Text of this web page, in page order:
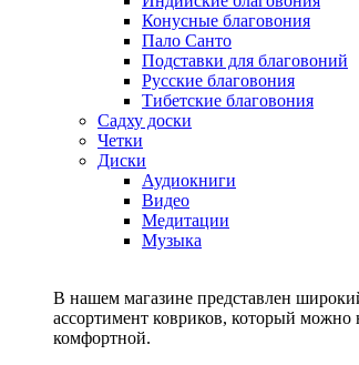
Конусные благовония
Пало Санто
Подставки для благовоний
Русские благовония
Тибетские благовония
Садху доски
Четки
Диски
Аудиокниги
Видео
Медитации
Музыка
В нашем магазине представлен
ассортимент ковриков, который
комфортной.